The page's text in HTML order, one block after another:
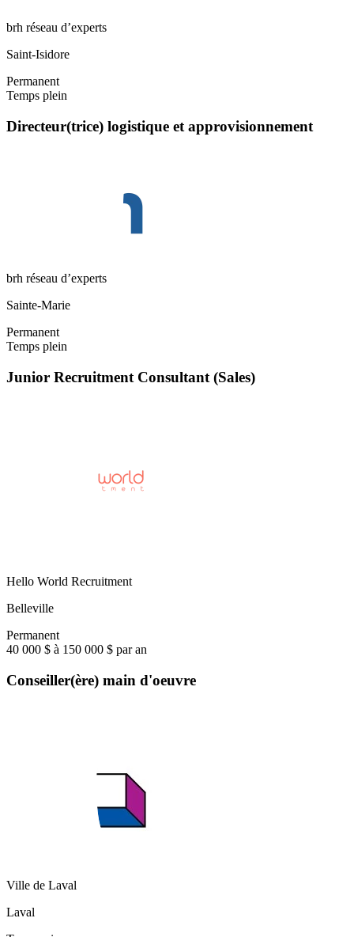
brh réseau d’experts
Saint-Isidore
Permanent
Temps plein
Directeur(trice) logistique et approvisionnement
brh réseau d’experts
Sainte-Marie
Permanent
Temps plein
Junior Recruitment Consultant (Sales)
Hello World Recruitment
Belleville
Permanent
40 000 $ à 150 000 $ par an
Conseiller(ère) main d'oeuvre
Ville de Laval
Laval